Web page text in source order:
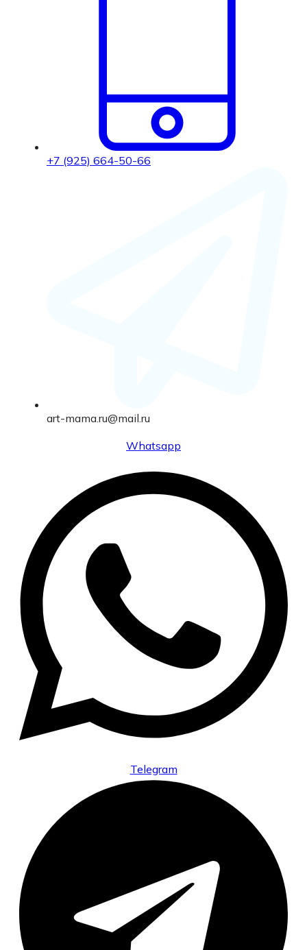
+7 (925) 664-50-66
art-mama.ru@mail.ru
Whatsapp
Telegram